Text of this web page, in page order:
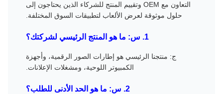
التعاون مع OEM وتقييم المنتج للشركاء الذين يحتاجون إلى
حلول موثوقة لعرض الألعاب لتطبيقات السوق المختلفة.
1. س: ما هو المنتج الرئيسي لشركتك؟
ج: منتجنا الرئيسي هو إطارات الصور الرقمية، وأجهزة
الكمبيوتر اللوحية، ومشغلات الإعلانات.
2. س: ما هو الحد الأدنى للطلب؟